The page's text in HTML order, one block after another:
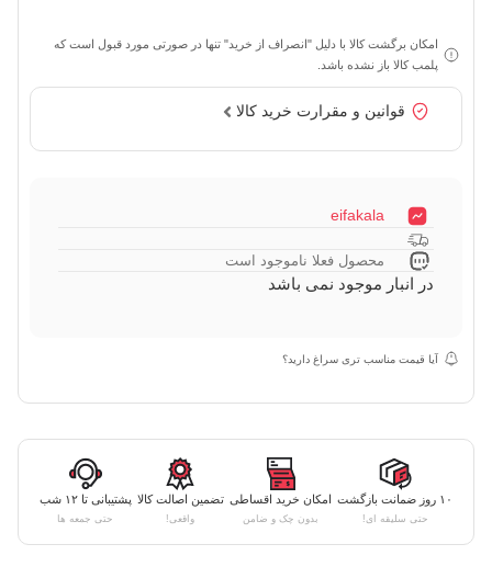
امکان برگشت کالا با دلیل "انصراف از خرید" تنها در صورتی مورد قبول است که
پلمب کالا باز نشده باشد.
قوانین و مقرارت خرید کالا
eifakala
محصول فعلا ناموجود است
در انبار موجود نمی باشد
آیا قیمت مناسب تری سراغ دارید؟
۱۰ روز ضمانت بازگشت
حتی سلیقه ای!
امکان خرید اقساطی
بدون چک و ضامن
تضمین اصالت کالا
واقعی!
پشتیبانی تا ۱۲ شب
حتی جمعه ها